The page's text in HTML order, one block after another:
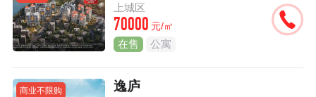
上城区
70000 元/㎡
在售 公寓
商业不限购 逸庐